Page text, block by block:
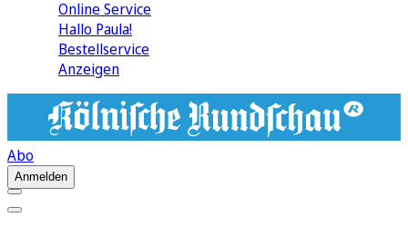
Online Service
Hallo Paula!
Bestellservice
Anzeigen
Abo
Anmelden